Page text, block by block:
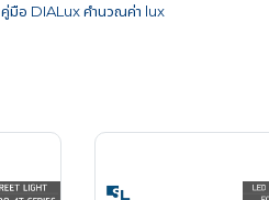
คู่มือ DIALux คำนวณค่า lux